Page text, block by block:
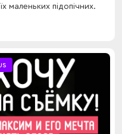
маленьких підопічних.